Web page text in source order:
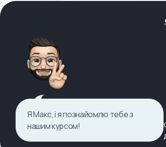
Я Макс, і я познайомлю тебе з
нашим курсом!